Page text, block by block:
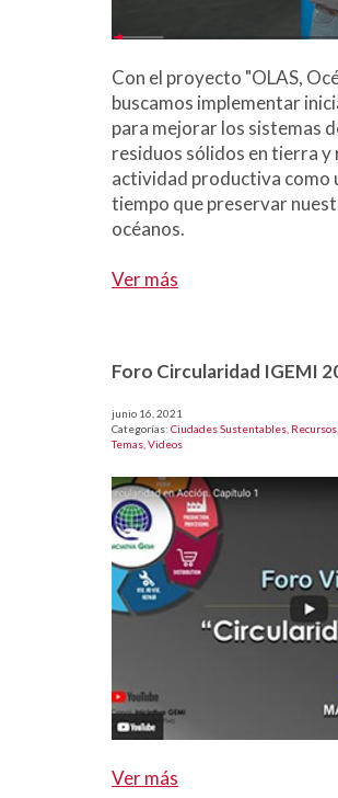
Con el proyecto "OLAS,
buscamos implementar
para mejorar los sistemas
residuos sólidos en tierra
actividad productiva como
tiempo que preservar
océanos.
Ver más
Foro Circularidad IGEMI
junio 16, 2021
Categorías: Ciudades Sustentables, Recursos,
Temas, Videos
Ver más